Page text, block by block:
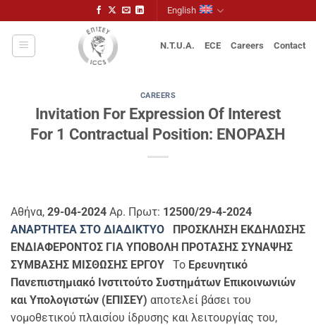
to
content
English
N.T.U.A. ECE Careers Contact
CAREERS
Invitation For Expression Of Interest
For 1 Contractual Position: ΕΝΟΡΑΣΗ
Αθήνα, 29-04-2024 Αρ. Πρωτ: 12500/29-4-2024
ΑΝΑΡΤΗΤΕΑ ΣΤΟ ΔΙΑΔΙΚΤΥΟ
ΠΡΟΣΚΛΗΣΗ ΕΚΔΗΛΩΣΗΣ
ΕΝΔΙΑΦΕΡΟΝΤΟΣ ΓΙΑ ΥΠΟΒΟΛΗ ΠΡΟΤΑΣΗΣ ΣΥΝΑΨΗΣ
ΣΥΜΒΑΣΗΣ ΜΙΣΘΩΣΗΣ ΕΡΓΟΥ
Το Ερευνητικό
Πανεπιστημιακό Ινστιτούτο Συστημάτων Επικοινωνιών
και Υπολογιστών (ΕΠΙΣΕΥ) αποτελεί βάσει του
νομοθετικού πλαισίου ίδρυσης και λειτουργίας του,